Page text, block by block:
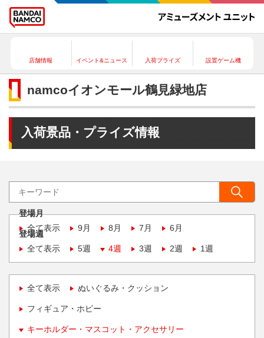
店舗情報 イベント&ニュース 入荷プライズ 設置ゲーム機
namcoイオンモール鶴見緑地店
入荷景品・プライズ情報
登場月
全て表示
9月 8月 7月 6月
登場週
全て表示
5週 4週 3週 2週 1週
全て表示 ぬいぐるみ・クッション
フィギュア・ホビー
キーホルダー・マスコット・アクセサリー